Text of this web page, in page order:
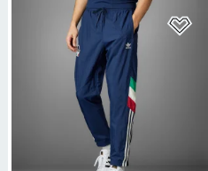
ほしいものリストに追加